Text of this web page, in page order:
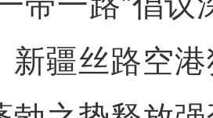
新疆丝路空